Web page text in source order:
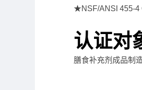
★NSF/ANSI 455-4
认证对
膳食补充剂成品制